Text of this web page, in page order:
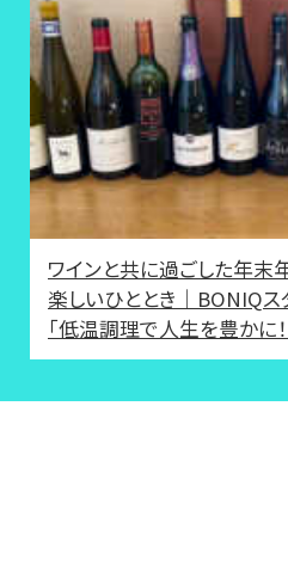
ワインと共に過ごした年末
楽しいひととき｜BONIQス
「低温調理で人生を豊かに！